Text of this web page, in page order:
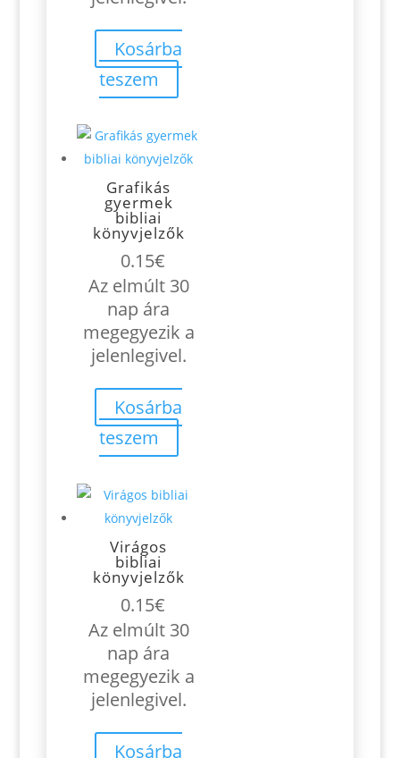
Kosárba
teszem
Grafikás
gyermek
bibliai
könyvjelzők
0.15€
Az elmúlt 30
nap ára
megegyezik a
jelenlegivel.
Kosárba
teszem
Virágos
bibliai
könyvjelzők
0.15€
Az elmúlt 30
nap ára
megegyezik a
jelenlegivel.
Kosárba